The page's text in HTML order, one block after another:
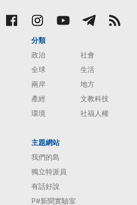
分類
政治
社會
全球
生活
兩岸
地方
產經
文教科技
環境
社福人權
主題網站
我們的島
獨立特派員
有話好說
P#新聞實驗室